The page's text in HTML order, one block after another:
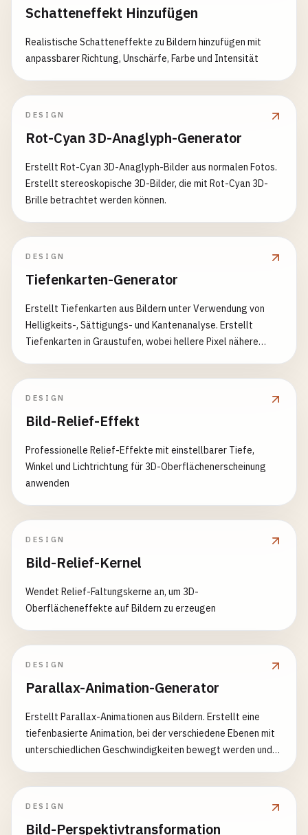
Schatteneffekt Hinzufügen
Realistische Schatteneffekte zu Bildern hinzufügen mit
anpassbarer Richtung, Unschärfe, Farbe und Intensität
DESIGN
Rot-Cyan 3D-Anaglyph-Generator
Erstellt Rot-Cyan 3D-Anaglyph-Bilder aus normalen Fotos.
Erstellt stereoskopische 3D-Bilder, die mit Rot-Cyan 3D-
Brille betrachtet werden können.
DESIGN
Tiefenkarten-Generator
Erstellt Tiefenkarten aus Bildern unter Verwendung von
Helligkeits-, Sättigungs- und Kantenanalyse. Erstellt
Tiefenkarten in Graustufen, wobei hellere Pixel nähere
DESIGN
Bild-Relief-Effekt
Professionelle Relief-Effekte mit einstellbarer Tiefe,
Winkel und Lichtrichtung für 3D-Oberflächenerscheinung
anwenden
DESIGN
Bild-Relief-Kernel
Wendet Relief-Faltungskerne an, um 3D-
Oberflächeneffekte auf Bildern zu erzeugen
DESIGN
Parallax-Animation-Generator
Erstellt Parallax-Animationen aus Bildern. Erstellt eine
tiefenbasierte Animation, bei der verschiedene Ebenen mit
unterschiedlichen Geschwindigkeiten bewegt werden und
DESIGN
Bild-Perspektivtransformation